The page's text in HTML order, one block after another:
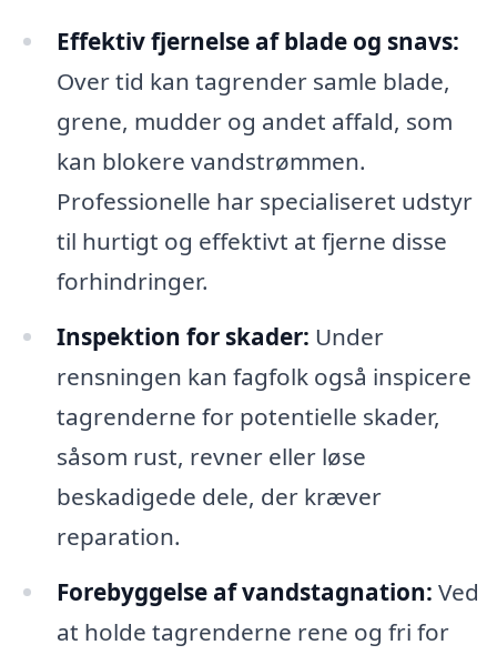
Effektiv fjernelse af blade og snavs:
Over tid kan tagrender samle blade,
grene, mudder og andet affald, som
kan blokere vandstrømmen.
Professionelle har specialiseret udstyr
til hurtigt og effektivt at fjerne disse
forhindringer.
Inspektion for skader: Under
rensningen kan fagfolk også inspicere
tagrenderne for potentielle skader,
såsom rust, revner eller løse
beskadigede dele, der kræver
reparation.
Forebyggelse af vandstagnation: Ved
at holde tagrenderne rene og fri for